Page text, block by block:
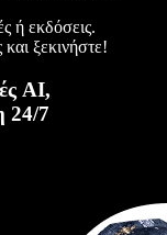
ή εκδόσεις.
και ξεκινήστε!
AI,
24/7